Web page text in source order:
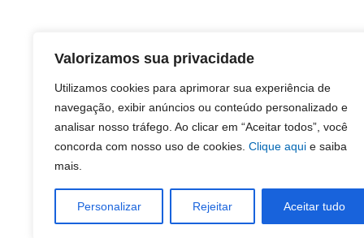
Valorizamos sua privacidade
Utilizamos cookies para aprimorar sua experiência de
navegação, exibir anúncios ou conteúdo personalizado e
analisar nosso tráfego. Ao clicar em “Aceitar todos”, você
concorda com nosso uso de cookies. Clique aqui e saiba
mais.
Personalizar Rejeitar Aceitar tudo